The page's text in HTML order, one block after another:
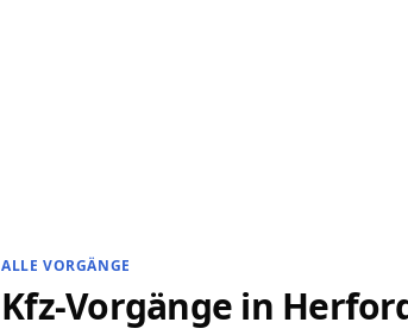
ALLE VORGÄNGE
Kfz-Vorgänge in